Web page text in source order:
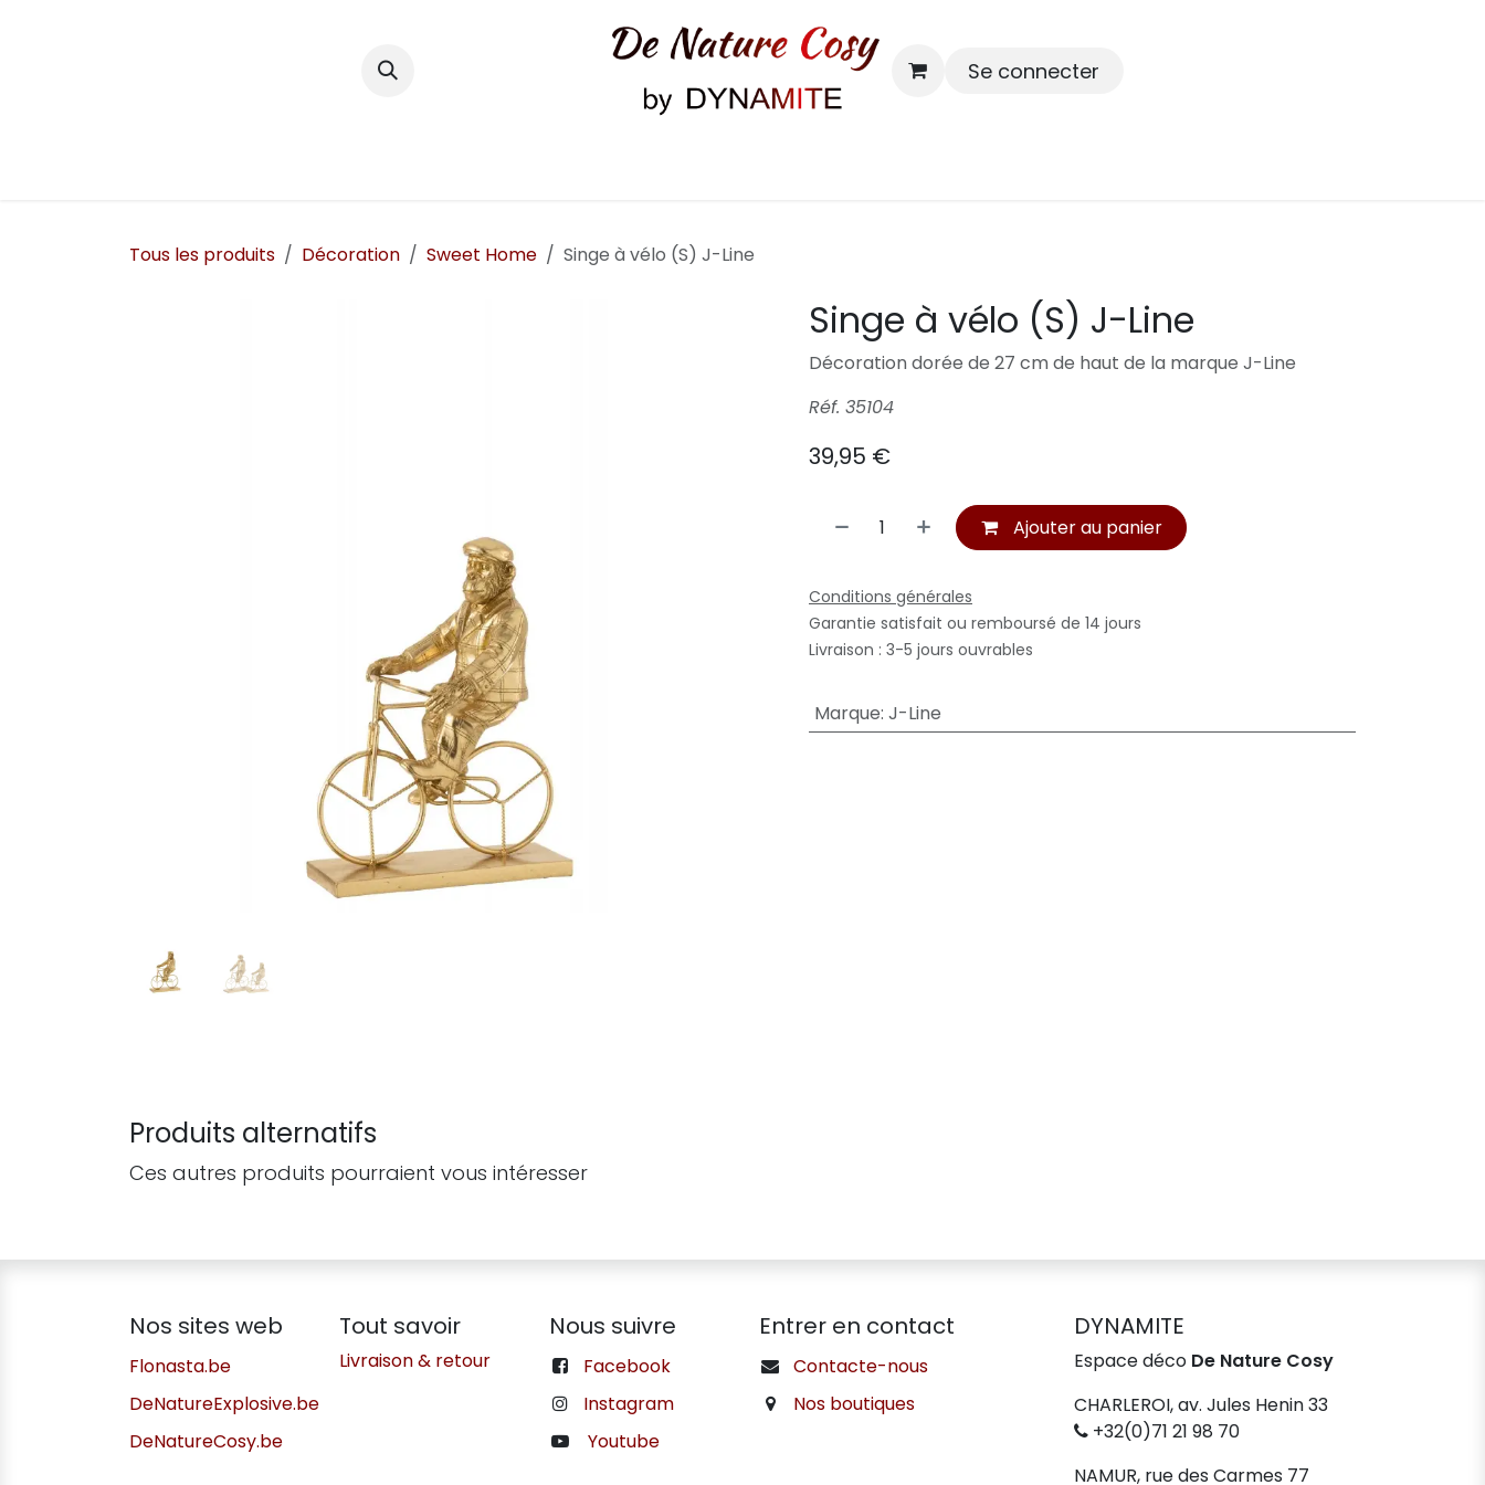
Se connecter
Tous les produits Décoration Sweet Home Singe à vélo (S) J-Line
Singe à vélo (S) J-Line
Décoration dorée de 27 cm de haut de la marque J-Line
Réf. 35104
39,95 €
Ajouter au panier
Conditions générales
Garantie satisfait ou remboursé de 14 jours
Livraison : 3-5 jours ouvrables
Marque: J-Line
Produits alternatifs
Ces autres produits pourraient vous intéresser
Nos sites web
Flonasta.be
DeNatureExplosive.be
DeNatureCosy.be
Tout savoir
Livraison & retour
Nous suivre
Facebook
Instagram
Youtube
Entrer en contact
Contacte-nous
Nos boutiques
DYNAMITE
Espace déco De Nature Cosy
CHARLEROI, av. Jules Henin 33
+32(0)71 21 98 70
NAMUR, rue des Carmes 77